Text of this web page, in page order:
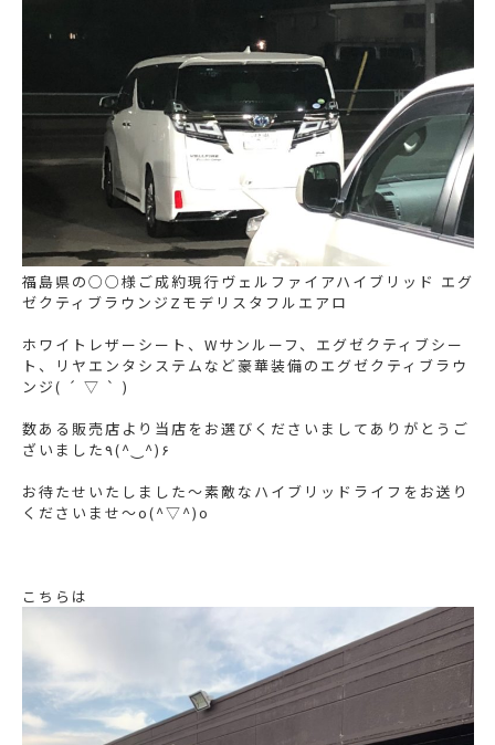
福島県の○○様ご成約現行ヴェルファイアハイブリッド エグ
ゼクティブラウンジZモデリスタフルエアロ
ホワイトレザーシート、Wサンルーフ、エグゼクティブシー
ト、リヤエンタシステムなど豪華装備のエグゼクティブラウ
ンジ( ´ ▽ ` )
数ある販売店より当店をお選びくださいましてありがとうご
ざいました٩(^‿^)۶
お待たせいたしました〜素敵なハイブリッドライフをお送り
くださいませ〜o(^▽^)o
こちらは